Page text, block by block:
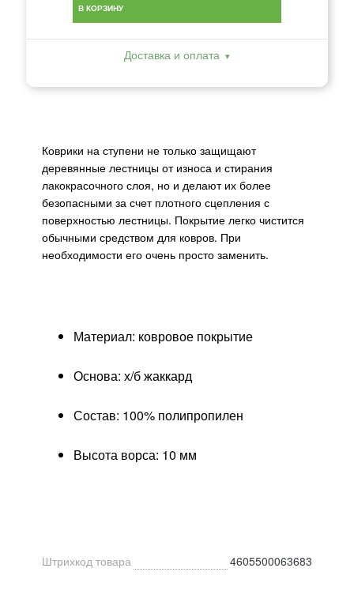
В КОРЗИНУ
Доставка и оплата
Коврики на ступени не только защищают
деревянные лестницы от износа и стирания
лакокрасочного слоя, но и делают их более
безопасными за счет плотного сцепления с
поверхностью лестницы. Покрытие легко чистится
обычными средством для ковров. При
необходимости его очень просто заменить.
Материал: ковровое покрытие
Основа: х/б жаккард
Состав: 100% полипропилен
Высота ворса: 10 мм
Штрихкод товара 4605500063683